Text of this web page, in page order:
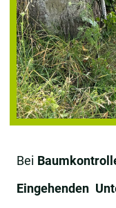
Bei
Eingehenden